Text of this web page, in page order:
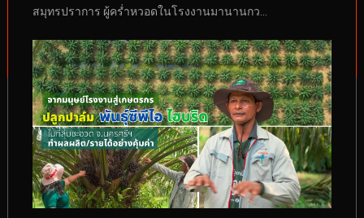
สมุทรปราการ ผู้คร่ำหวอดในโรงงานมานานกว...